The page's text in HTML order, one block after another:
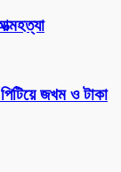
জখম ও টাকা